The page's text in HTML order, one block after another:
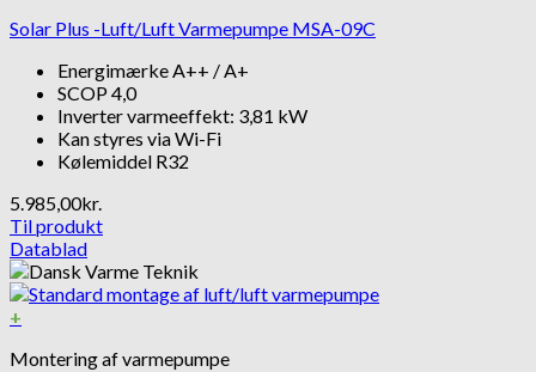
Solar Plus -Luft/Luft Varmepumpe MSA-09C
Energimærke A++ / A+
SCOP 4,0
Inverter varmeeffekt: 3,81 kW
Kan styres via Wi-Fi
Kølemiddel R32
5.985,00kr.
Til produkt
Datablad
+
Montering af varmepumpe